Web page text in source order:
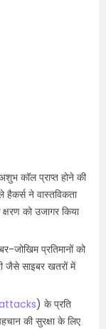
कॉल प्राप्त होने की
ने वास्तविकता
को उजागर किया
जोखिम प्रतिमानों को
जैसे साइबर खतरों में
) के प्रति
की सुरक्षा के लिए